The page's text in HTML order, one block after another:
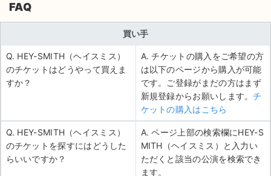
FAQ
買い手
Q. HEY-SMITH（ヘイスミス）
のチケットはどうやって買えま
すか？
A. チケットの購入をご希望の方
は以下のページから購入が可能
です。ご登録がまだの方はまず
新規登録からお願いします。チ
ケットの購入はこちら
Q. HEY-SMITH（ヘイスミス）
のチケットを探すにはどうした
らいいですか？
A. ページ上部の検索欄にHEY-S
MITH（ヘイスミス）と入力い
ただくと該当の公演を検索でき
ます。